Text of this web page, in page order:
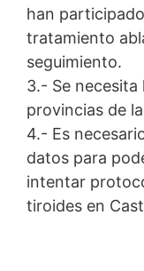
han
tratamiento
seguimiento.
3.- Se
provincias de
4.- Es
datos para
intentar
tiroides en